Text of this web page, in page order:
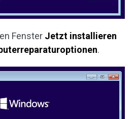
Fenster Jetzt installieren
.